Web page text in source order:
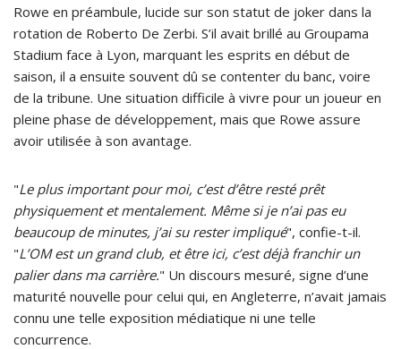
Rowe en préambule, lucide sur son statut de joker dans la
rotation de Roberto De Zerbi. S’il avait brillé au Groupama
Stadium face à Lyon, marquant les esprits en début de
saison, il a ensuite souvent dû se contenter du banc, voire
de la tribune. Une situation difficile à vivre pour un joueur en
pleine phase de développement, mais que Rowe assure
avoir utilisée à son avantage.
"Le plus important pour moi, c’est d’être resté prêt
physiquement et mentalement. Même si je n’ai pas eu
beaucoup de minutes, j’ai su rester impliqué", confie-t-il.
"L’OM est un grand club, et être ici, c’est déjà franchir un
palier dans ma carrière." Un discours mesuré, signe d’une
maturité nouvelle pour celui qui, en Angleterre, n’avait jamais
connu une telle exposition médiatique ni une telle
concurrence.